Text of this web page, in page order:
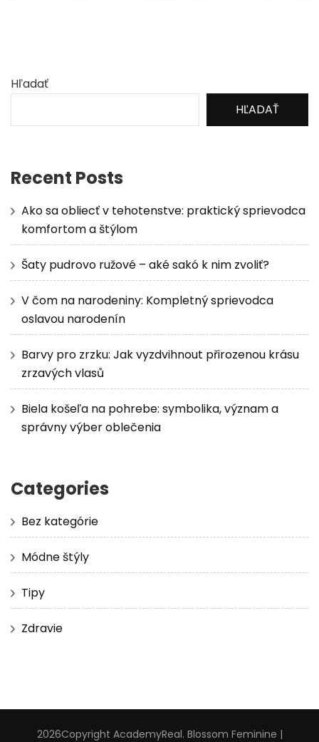
Hľadať
HĽADAŤ
Recent Posts
Ako sa obliecť v tehotenstve: praktický sprievodca
komfortom a štýlom
Šaty pudrovo ružové – aké sakó k nim zvoliť?
V čom na narodeniny: Kompletný sprievodca
oslavou narodenín
Barvy pro zrzku: Jak vyzdvihnout přirozenou krásu
zrzavých vlasů
Biela košeľa na pohrebe: symbolika, význam a
správny výber oblečenia
Categories
Bez kategórie
Módne štýly
Tipy
Zdravie
2026Copyright AcademyReal. Blossom Feminine |